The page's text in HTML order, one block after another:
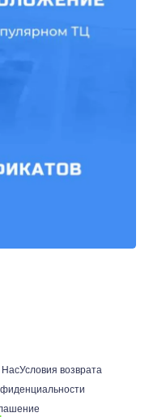
Условия возврата